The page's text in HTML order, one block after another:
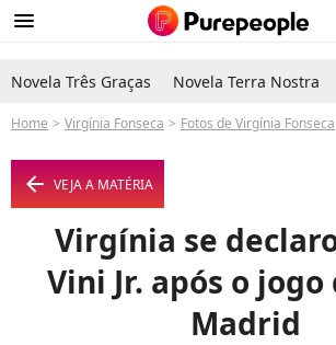
menu
Novela Três Graças Novela Terra Nostra
Home Virgínia Fonseca Fotos de Virgínia Fonseca
arrow_left VEJA A MATÉRIA
Virgínia se
Vini Jr. após o jogo
Madrid